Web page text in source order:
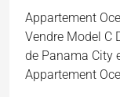
Appartement
Vendre Model C
de Panama City
Appartement